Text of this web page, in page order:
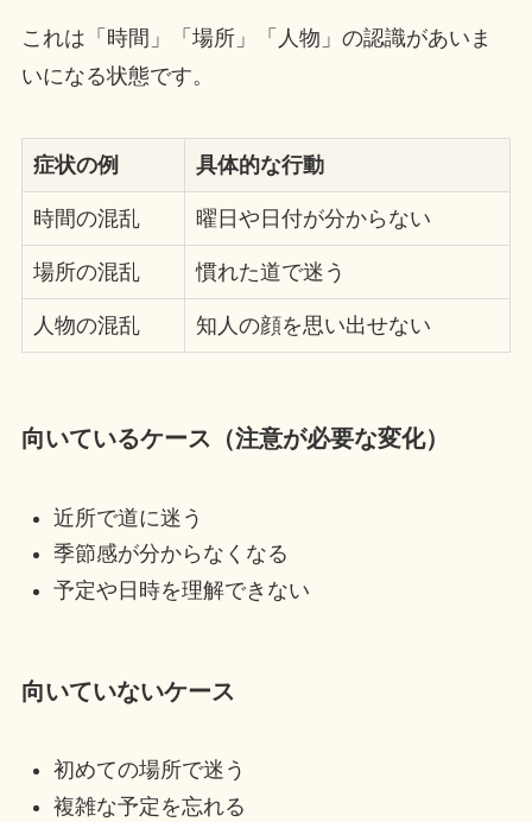
これは「時間」「場所」「人物」の認識があいま
いになる状態です。
症状の例 具体的な行動
時間の混乱 曜日や日付が分からない
場所の混乱 慣れた道で迷う
人物の混乱 知人の顔を思い出せない
向いているケース（注意が必要な変化）
近所で道に迷う
季節感が分からなくなる
予定や日時を理解できない
向いていないケース
初めての場所で迷う
複雑な予定を忘れる